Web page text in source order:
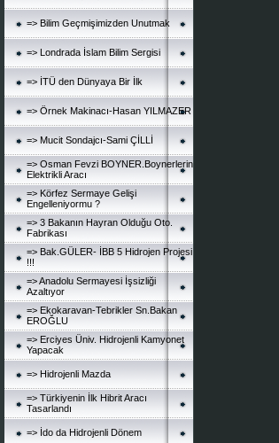
=> Bilim Geçmişimizden Unutmak
=> Londrada İslam Bilim Sergisi
=> İTÜ den Dünyaya Bir İlk
=> Örnek Makinacı-Hasan YILMAZER
=> Mucit Sondajcı-Sami ÇİLLİ
=> Osman Fevzi BOYNER.Boynerlerin
Elektrikli Aracı
=> Körfez Sermaye Gelişi
Engelleniyormu ?
=> 3 Bakanın Hayran Olduğu Oto.
Fabrikası
=> Bak.GÜLER- İBB 5 Hidrojen Projesi
!!!
=> Anadolu Sermayesi İşsizliği
Azaltıyor
=> Ekokaravan-Tebrikler Sn.Bakan
EROĞLU
=> Erciyes Üniv. Hidrojenli Kamyonet
Yapacak
=> Hidrojenli Mazda
=> Türkiyenin İlk Hibrit Aracı
Tasarlandı
=> İdo da Hidrojenli Dönem